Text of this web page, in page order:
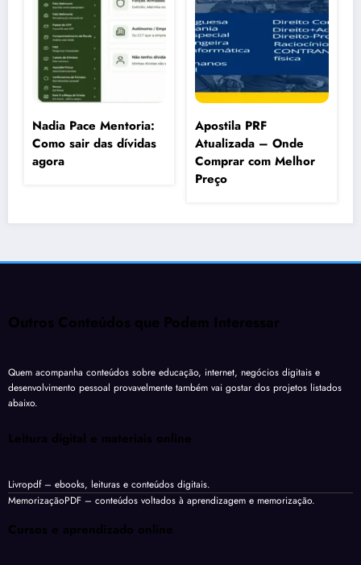
Nadia Pace Mentoria:
Como sair das dívidas
agora
Apostila PRF
Atualizada – Onde
Comprar com Melhor
Preço
Outros Conteúdos que Podem Interessar
Quem acompanha conteúdos sobre educação, internet, negócios digitais e
desenvolvimento pessoal provavelmente também vai gostar dos projetos listados
abaixo.
Leitura digital e materiais online
Livropdf– ebooks, leituras e conteúdos digitais.
MemorizaçãoPDF – conteúdos voltados à aprendizagem e memorização.
Cursos e aprendizado online